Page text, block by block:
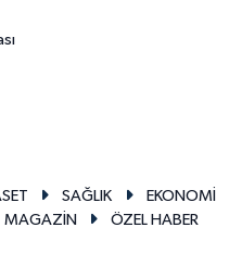
SAĞLIK
EKONOMİ
MAGAZİN
ÖZEL HABER